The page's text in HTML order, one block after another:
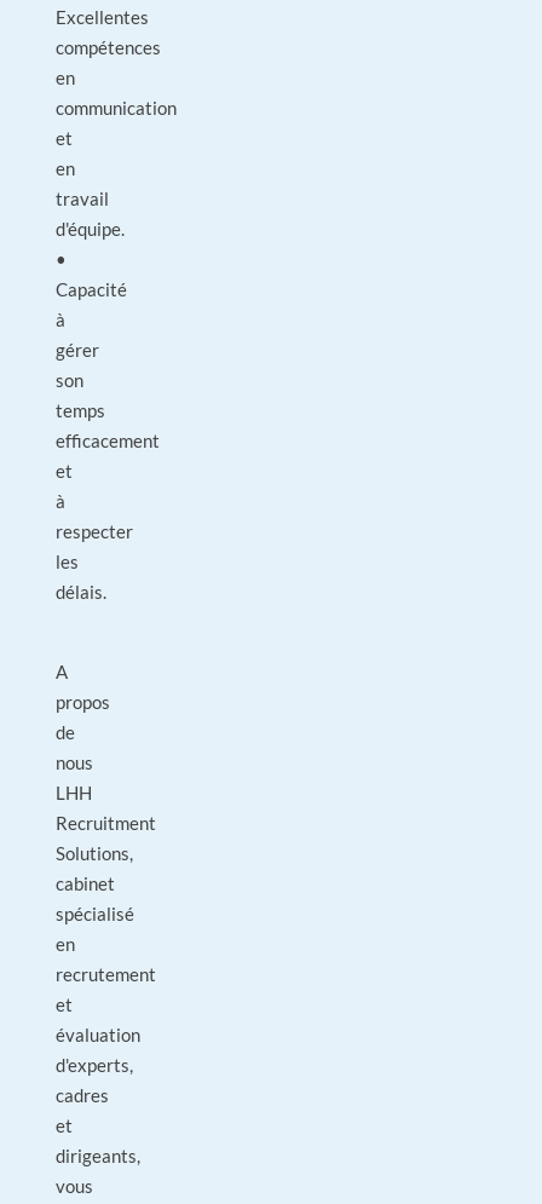
Excellentes
compétences
en
communication
et
en
travail
d'équipe.
•
Capacité
à
gérer
son
temps
efficacement
et
à
respecter
les
délais.
A
propos
de
nous
LHH
Recruitment
Solutions,
cabinet
spécialisé
en
recrutement
et
évaluation
d'experts,
cadres
et
dirigeants,
vous